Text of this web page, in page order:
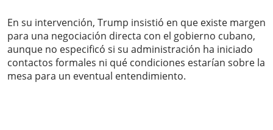
En su intervención, Trump insistió en que existe margen
para una negociación directa con el gobierno cubano,
aunque no especificó si su administración ha iniciado
contactos formales ni qué condiciones estarían sobre la
mesa para un eventual entendimiento.